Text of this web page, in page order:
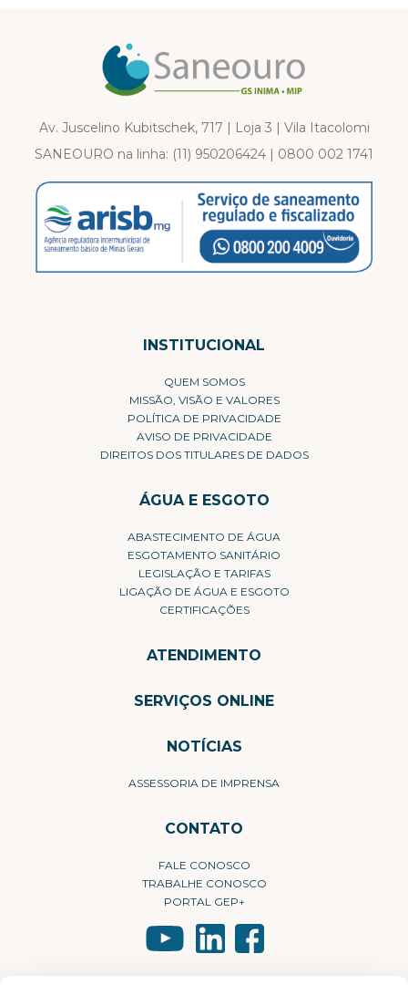
Av. Juscelino Kubitschek, 717 | Loja 3 | Vila Itacolomi
SANEOURO na linha: (11) 950206424 | 0800 002 1741
INSTITUCIONAL
QUEM SOMOS
MISSÃO, VISÃO E VALORES
POLÍTICA DE PRIVACIDADE
AVISO DE PRIVACIDADE
DIREITOS DOS TITULARES DE DADOS
ÁGUA E ESGOTO
ABASTECIMENTO DE ÁGUA
ESGOTAMENTO SANITÁRIO
LEGISLAÇÃO E TARIFAS
LIGAÇÃO DE ÁGUA E ESGOTO
CERTIFICAÇÕES
ATENDIMENTO
SERVIÇOS ONLINE
NOTÍCIAS
ASSESSORIA DE IMPRENSA
CONTATO
FALE CONOSCO
TRABALHE CONOSCO
PORTAL GEP+